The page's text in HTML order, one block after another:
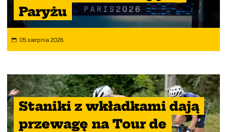
Paryżu
05 sierpnia 2026
Staniki z wkładkami dają
przewagę na Tour de